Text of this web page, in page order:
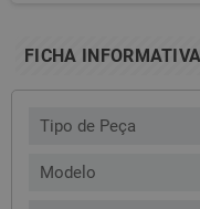
FICHA INFORMATIVA
Tipo de Peça
Modelo